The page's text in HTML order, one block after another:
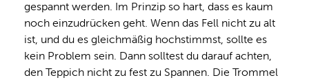
gespannt werden. Im Prinzip so hart, dass es kaum
noch einzudrücken geht. Wenn das Fell nicht zu alt
ist, und du es gleichmäßig hochstimmst, sollte es
kein Problem sein. Dann solltest du darauf achten,
den Teppich nicht zu fest zu Spannen. Die Trommel